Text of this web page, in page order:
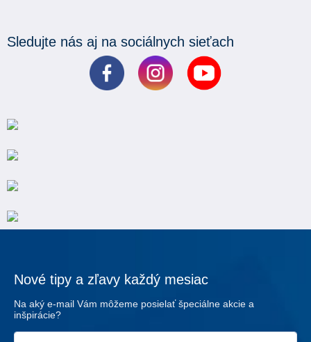
Sledujte nás aj na sociálnych sieťach
Nové tipy a zľavy každý mesiac
Na aký e-mail Vám môžeme posielať špeciálne akcie a
inšpirácie?